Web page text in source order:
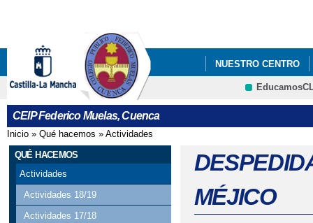
NUESTRO CENTRO
CEIP Federico Muelas, Cuenca
Se encuentra usted aquí
Inicio » Qué hacemos » Actividades
QUÉ HACEMOS
Actividades
Actividades 18/19
Actividades 17/18
MÉJICO